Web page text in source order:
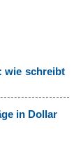
wie schreibt
in Dollar